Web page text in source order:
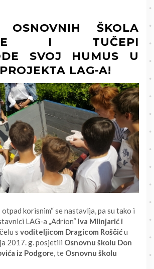
OSNOVNIH ŠKOLA
I TUČEPI
SVOJ HUMUS U
LAG-A!
korisnim“ se nastavlja, pa su tako i
LAG-a „Adrion“ Iva Mlinjarić i
s voditeljicom Dragicom Roščiću
2017. g. posjetili Osnovnu školu Don
iz Podgore, te Osnovnu školu